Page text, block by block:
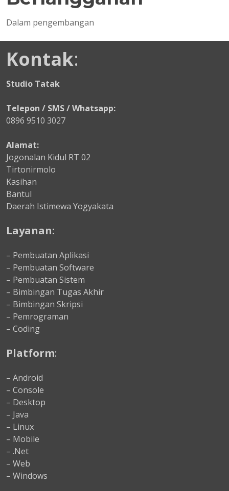
Dalam pengembangan
Kontak:
Studio Tatak
Telepon / SMS / Whatsapp:
0896 9510 3027
Alamat:
Jogonalan Kidul RT 02
Tirtonirmolo
Kasihan
Bantul
Daerah Istimewa Yogyakata
Layanan:
– Pembuatan Aplikasi
– Pembuatan Software
– Pembuatan Sistem
– Bimbingan Tugas Akhir
– Bimbingan Skripsi
– Pemrograman
– Coding
Platform:
– Android
– Console
– Desktop
– Java
– Linux
– Mobile
– .Net
– Web
– Windows